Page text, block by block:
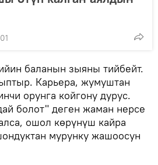
баланын зыяны тийбейт.
Карьера, жумуштан
орунга койгону дурус.
болот" деген жаман нерсе
ошол көрүнүш кайра
мурунку жашоосун